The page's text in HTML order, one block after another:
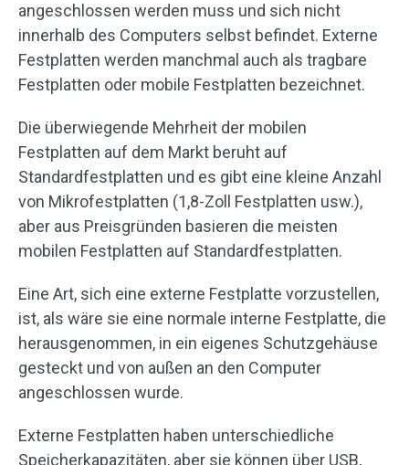
angeschlossen werden muss und sich nicht
innerhalb des Computers selbst befindet. Externe
Festplatten werden manchmal auch als tragbare
Festplatten oder mobile Festplatten bezeichnet.
Die überwiegende Mehrheit der mobilen
Festplatten auf dem Markt beruht auf
Standardfestplatten und es gibt eine kleine Anzahl
von Mikrofestplatten (1,8-Zoll Festplatten usw.),
aber aus Preisgründen basieren die meisten
mobilen Festplatten auf Standardfestplatten.
Eine Art, sich eine externe Festplatte vorzustellen,
ist, als wäre sie eine normale interne Festplatte, die
herausgenommen, in ein eigenes Schutzgehäuse
gesteckt und von außen an den Computer
angeschlossen wurde.
Externe Festplatten haben unterschiedliche
Speicherkapazitäten, aber sie können über USB,